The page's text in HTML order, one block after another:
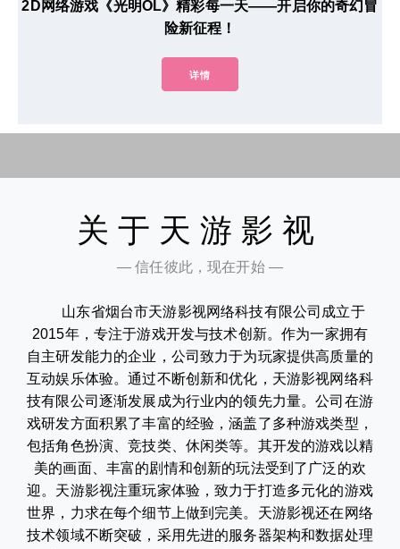
2D网络游戏《光明OL》精彩每一天——开启你的奇幻冒
险新征程！
详情
关于天游影视
— 信任彼此，现在开始 —
山东省烟台市天游影视网络科技有限公司成立于
2015年，专注于游戏开发与技术创新。作为一家拥有
自主研发能力的企业，公司致力于为玩家提供高质量的
互动娱乐体验。通过不断创新和优化，天游影视网络科
技有限公司逐渐发展成为行业内的领先力量。公司在游
戏研发方面积累了丰富的经验，涵盖了多种游戏类型，
包括角色扮演、竞技类、休闲类等。其开发的游戏以精
美的画面、丰富的剧情和创新的玩法受到了广泛的欢
迎。天游影视注重玩家体验，致力于打造多元化的游戏
世界，力求在每个细节上做到完美。天游影视还在网络
技术领域不断突破，采用先进的服务器架构和数据处理